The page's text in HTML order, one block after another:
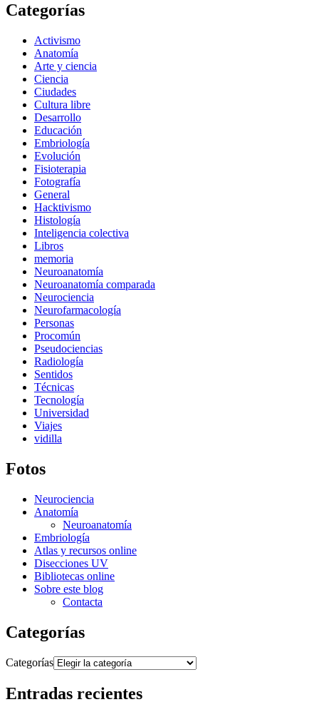
Categorías
Activismo
Anatomía
Arte y ciencia
Ciencia
Ciudades
Cultura libre
Desarrollo
Educación
Embriología
Evolución
Fisioterapia
Fotografía
General
Hacktivismo
Histología
Inteligencia colectiva
Libros
memoria
Neuroanatomía
Neuroanatomía comparada
Neurociencia
Neurofarmacología
Personas
Procomún
Pseudociencias
Radiología
Sentidos
Técnicas
Tecnología
Universidad
Viajes
vidilla
Fotos
Neurociencia
Anatomía
Neuroanatomía
Embriología
Atlas y recursos online
Disecciones UV
Bibliotecas online
Sobre este blog
Contacta
Categorías
Categorías
Entradas recientes